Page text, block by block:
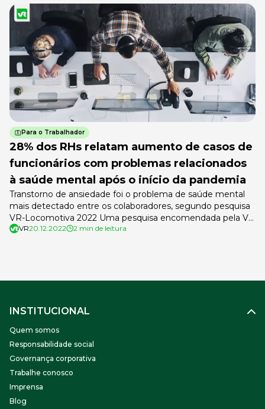
como é o caso do […]
Para o Trabalhador
28% dos RHs relatam aumento de casos de
funcionários com problemas relacionados
à saúde mental após o início da pandemia
Transtorno de ansiedade foi o problema de saúde mental
mais detectado entre os colaboradores, segundo pesquisa
VR-Locomotiva 2022 Uma pesquisa encomendada pela VR
ao Instituto Locomotiva mostra que 28% das empresas
VR20.12.2022 2 min de leitura
INSTITUCIONAL
Quem somos
Responsabilidade social
Governança corporativa
Trabalhe conosco
Imprensa
Blog